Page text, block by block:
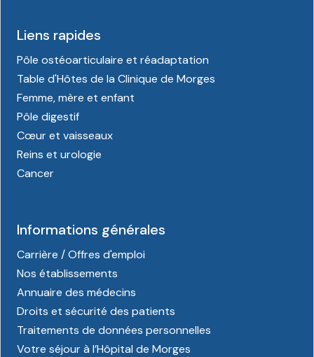
Liens rapides
Pôle ostéoarticulaire et réadaptation
Table d'Hôtes de la Clinique de Morges
Femme, mère et enfant
Pôle digestif
Cœur et vaisseaux
Reins et urologie
Cancer
Informations générales
Carrière / Offres d'emploi
Nos établissements
Annuaire des médecins
Droits et sécurité des patients
Traitements de données personnelles
Votre séjour à l’Hôpital de Morges